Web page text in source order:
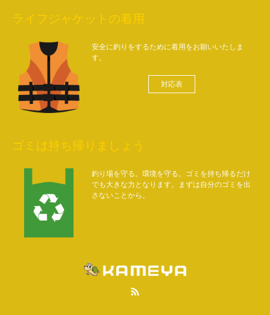
ライフジャケットの着用
安全に釣りをするために着用をお願いいたしま
す。
対応表
ゴミは持ち帰りましょう
釣り場を守る。環境を守る。ゴミを持ち帰るだけ
でも大きな力となります。まずは自分のゴミを出
さないことから。